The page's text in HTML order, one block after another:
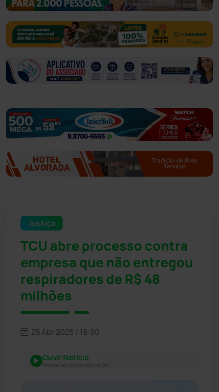
Justiça
TCU abre processo contra
empresa que não entregou
respiradores de R$ 48
milhões
25 Abr 2025 / 15:30
Ouvir Notícia
Narração automática (IA)